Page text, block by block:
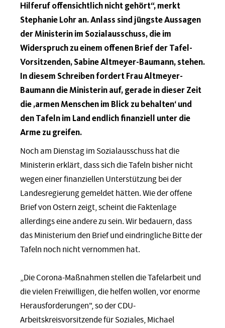
Hilferuf offensichtlich nicht gehört“, merkt
Stephanie Lohr an. Anlass sind jüngste Aussagen
der Ministerin im Sozialausschuss, die im
Widerspruch zu einem offenen Brief der Tafel-
Vorsitzenden, Sabine Altmeyer-Baumann, stehen.
In diesem Schreiben fordert Frau Altmeyer-
Baumann die Ministerin auf, gerade in dieser Zeit
die ‚armen Menschen im Blick zu behalten‘ und
den Tafeln im Land endlich finanziell unter die
Arme zu greifen.
Noch am Dienstag im Sozialausschuss hat die
Ministerin erklärt, dass sich die Tafeln bisher nicht
wegen einer finanziellen Unterstützung bei der
Landesregierung gemeldet hätten. Wie der offene
Brief von Ostern zeigt, scheint die Faktenlage
allerdings eine andere zu sein. Wir bedauern, dass
das Ministerium den Brief und eindringliche Bitte der
Tafeln noch nicht vernommen hat.
„Die Corona-Maßnahmen stellen die Tafelarbeit und
die vielen Freiwilligen, die helfen wollen, vor enorme
Herausforderungen", so der CDU-
Arbeitskreisvorsitzende für Soziales, Michael